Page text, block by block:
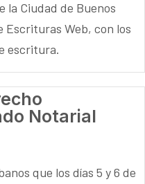
la Ciudad de Buenos
Escrituras Web, con los
escritura.
Notarial
que los días 5 y 6 de